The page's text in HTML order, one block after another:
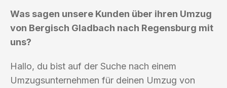
Was sagen unsere Kunden über ihren Umzug
von Bergisch Gladbach nach Regensburg mit
uns?
Hallo, du bist auf der Suche nach einem
Umzugsunternehmen für deinen Umzug von